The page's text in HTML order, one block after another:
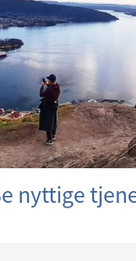
nyttige